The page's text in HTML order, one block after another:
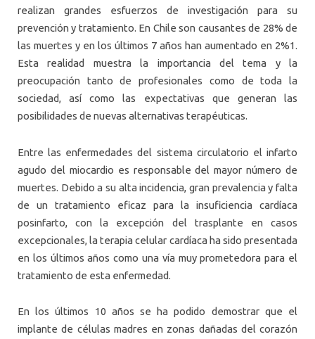
realizan grandes esfuerzos de investigación para su
prevención y tratamiento. En Chile son causantes de 28% de
las muertes y en los últimos 7 años han aumentado en 2%1.
Esta realidad muestra la importancia del tema y la
preocupación tanto de profesionales como de toda la
sociedad, así como las expectativas que generan las
posibilidades de nuevas alternativas terapéuticas.
Entre las enfermedades del sistema circulatorio el infarto
agudo del miocardio es responsable del mayor número de
muertes. Debido a su alta incidencia, gran prevalencia y falta
de un tratamiento eficaz para la insuficiencia cardíaca
posinfarto, con la excepción del trasplante en casos
excepcionales, la terapia celular cardíaca ha sido presentada
en los últimos años como una vía muy prometedora para el
tratamiento de esta enfermedad.
En los últimos 10 años se ha podido demostrar que el
implante de células madres en zonas dañadas del corazón